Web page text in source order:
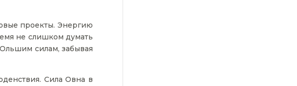
проекты. Энергию
не слишком думать
силам, забывая
Сила Овна в